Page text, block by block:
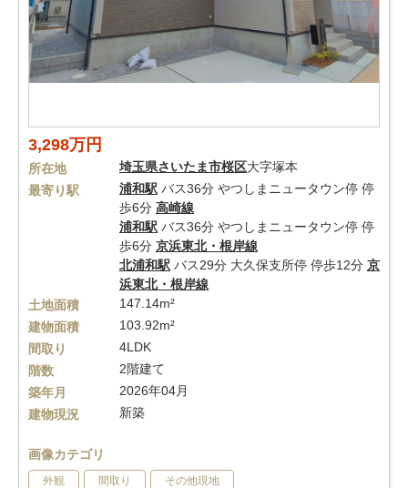
3,298万円
所在地 埼玉県さいたま市桜区大字塚本
最寄り駅
浦和駅 バス36分 やつしまニュータウン停 停
歩6分 高崎線
浦和駅 バス36分 やつしまニュータウン停 停
歩6分 京浜東北・根岸線
北浦和駅 バス29分 大久保支所停 停歩12分 京
浜東北・根岸線
土地面積
147.14m²
建物面積
103.92m²
間取り
4LDK
階数
2階建て
築年月
2026年04月
建物現況
新築
画像カテゴリ
外観 間取り その他現地